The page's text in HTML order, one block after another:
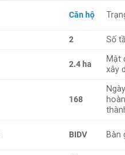
Căn hộ
2 Số
2.4 ha
Mật
xây
168
Ngày
hoàn
BIDV Bàn